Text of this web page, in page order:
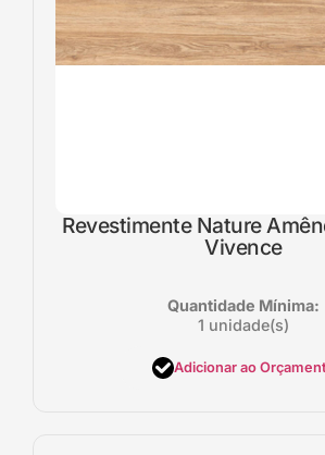
Revestimente Nature
Vivence
Quantidade Mínima:
1 unidade(s)
Adicionar ao